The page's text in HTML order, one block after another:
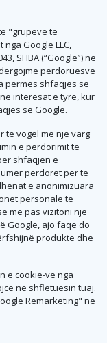
"grupeve të
Google LLC,
SHBA (“Google”) në
përdoruesve
përmes shfaqjes së
interesat e tyre, kur
së Google.
të vogël me një varg
e përdorimit të
shfaqjen e
përdoret për të
e anonimizuara
personale të
më pas vizitoni një
Google, ajo faqe do
produkte dhe
e cookie-ve nga
në shfletuesin tuaj.
Remarketing" në